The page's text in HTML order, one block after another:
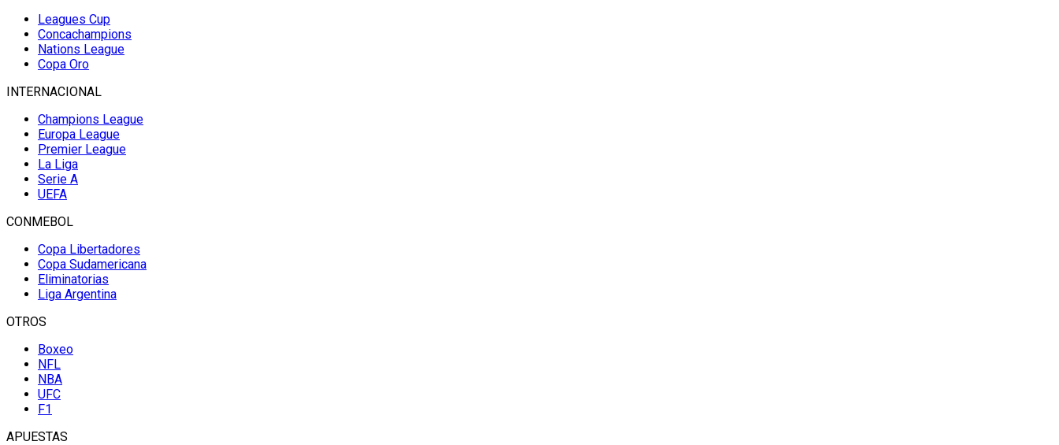
Leagues Cup
Concachampions
Nations League
Copa Oro
INTERNACIONAL
Champions League
Europa League
Premier League
La Liga
Serie A
UEFA
CONMEBOL
Copa Libertadores
Copa Sudamericana
Eliminatorias
Liga Argentina
OTROS
Boxeo
NFL
NBA
UFC
F1
APUESTAS